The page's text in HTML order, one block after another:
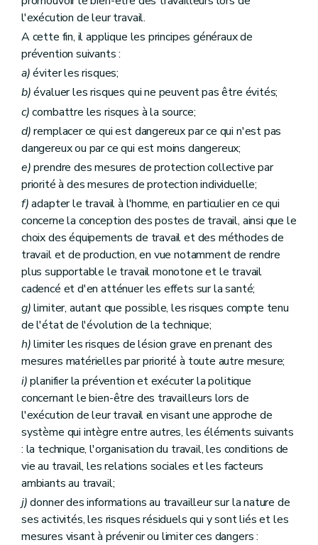
l'exécution de leur travail.
A cette fin, il applique les principes généraux de
prévention suivants :
a)éviter les risques;
b)évaluer les risques qui ne peuvent pas être évités;
c)combattre les risques à la source;
d)remplacer ce qui est dangereux par ce qui n'est pas
dangereux ou par ce qui est moins dangereux;
e)prendre des mesures de protection collective par
priorité à des mesures de protection individuelle;
f)adapter le travail à l'homme, en particulier en ce qui
concerne la conception des postes de travail, ainsi que le
choix des équipements de travail et des méthodes de
travail et de production, en vue notamment de rendre
plus supportable le travail monotone et le travail
cadencé et d'en atténuer les effets sur la santé;
g)limiter, autant que possible, les risques compte tenu
de l'état de l'évolution de la technique;
h)limiter les risques de lésion grave en prenant des
mesures matérielles par priorité à toute autre mesure;
i)planifier la prévention et exécuter la politique
concernant le bien-être des travailleurs lors de
l'exécution de leur travail en visant une approche de
système qui intègre entre autres, les éléments suivants
: la technique, l'organisation du travail, les conditions de
vie au travail, les relations sociales et les facteurs
ambiants au travail;
j)donner des informations au travailleur sur la nature de
ses activités, les risques résiduels qui y sont liés et les
mesures visant à prévenir ou limiter ces dangers :